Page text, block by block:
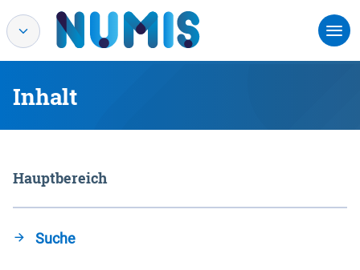
Inhalt
Hauptbereich
Suche